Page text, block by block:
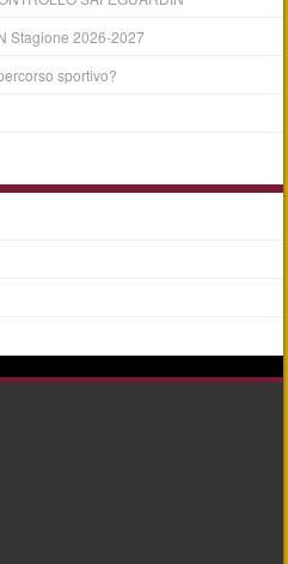
Stagione 2026-2027
sportivo?